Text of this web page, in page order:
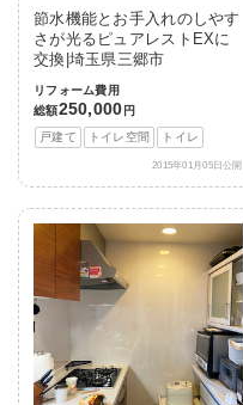
節水機能とお手入れのしやす
さが光るピュアレストEXに
交換|埼玉県三郷市
リフォーム費用
総額250,000 円
戸建て
トイレ空間 トイレ
2015年01月05日公開